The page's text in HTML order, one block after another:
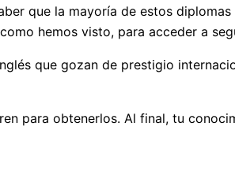
que la mayoría de estos
hemos visto, para acceder a
que gozan de prestigio
para obtenerlos. Al final, tu